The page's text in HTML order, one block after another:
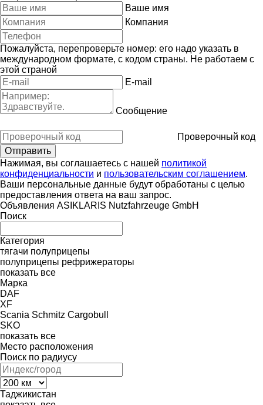
Ваше имя
Компания
Пожалуйста, перепроверьте номер: его надо указать в
международном формате, с кодом страны. Не работаем с
этой страной
E-mail
Сообщение
Проверочный код
Нажимая, вы соглашаетесь с нашей политикой
конфиденциальности и пользовательским соглашением.
Ваши персональные данные будут обработаны с целью
предоставления ответа на ваш запрос.
Объявления ASIKLARIS Nutzfahrzeuge GmbH
Поиск
Категория
тягачи полуприцепы
полуприцепы рефрижераторы
показать все
Марка
DAF
XF
Scania Schmitz Cargobull
SKO
показать все
Место расположения
Поиск по радиусу
Таджикистан